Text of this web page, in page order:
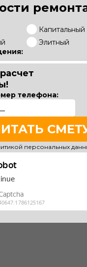
Капитальный
Элитный
телефона:
персональных